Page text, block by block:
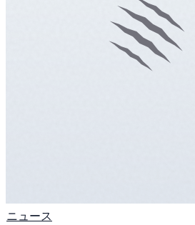
ニュース